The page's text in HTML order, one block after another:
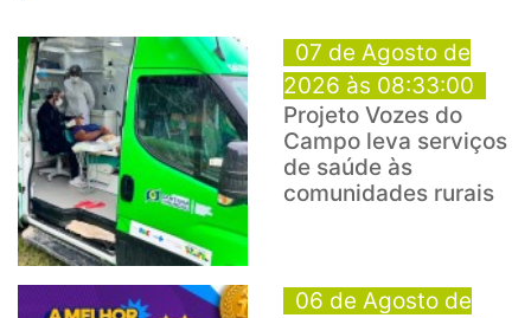
07 de Agosto de
2026 às 08:33:00
Projeto Vozes do
Campo leva serviços
de saúde às
comunidades rurais
06 de Agosto de